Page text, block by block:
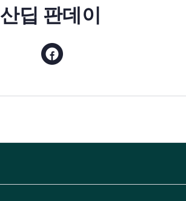
산딥 판데이